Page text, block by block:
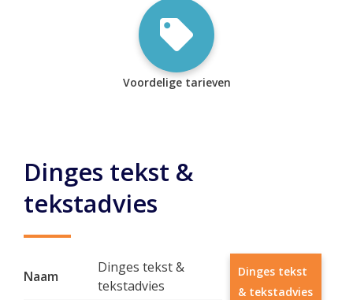
Voordelige tarieven
Dinges tekst &
tekstadvies
Naam
Dinges tekst &
tekstadvies
Dinges tekst
& tekstadvies